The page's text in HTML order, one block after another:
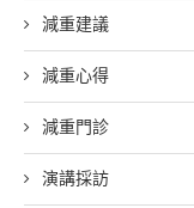
減重建議
減重心得
減重門診
演講採訪